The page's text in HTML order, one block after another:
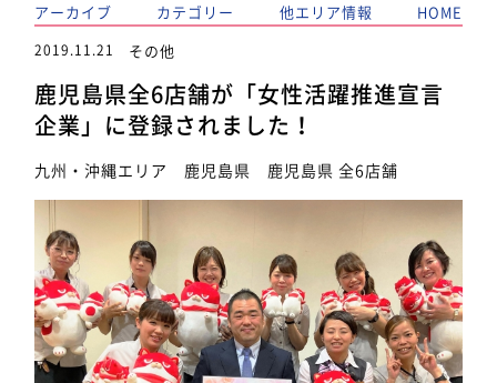
アーカイブ カテゴリー 他エリア情報 HOME
2019.11.21 その他
鹿児島県全6店舗が「女性活躍推進宣言
企業」に登録されました！
九州・沖縄エリア 鹿児島県 鹿児島県 全6店舗